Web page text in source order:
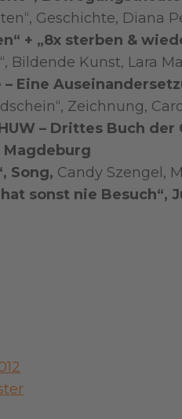
Geschichte, Diana
+ „8x sterben &
Bildende Kunst, Lara
– Eine
Zeichnung,
– Drittes Buch
Magdeburg
Song, Candy Szengel,
sonst nie Besuch“,